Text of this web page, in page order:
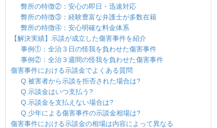
弊所の特徴②：安心の即日・迅速対応
弊所の特徴③：経験豊富な弁護士が多数在籍
弊所の特徴④：安心明確な料金体系
【解決実績】示談が成立した傷害事件を紹介
事例①：全治３日の怪我を負わせた傷害事件
事例②：全治３週間の怪我を負わせた傷害事件
傷害事件における示談金でよくある質問
Q.被害者から示談を拒否された場合は?
Q.示談金はいつ支払う?
Q.示談金を支払えない場合は?
Q.少年による傷害事件の示談金相場は?
傷害事件における示談金の相場は内容によって異なる